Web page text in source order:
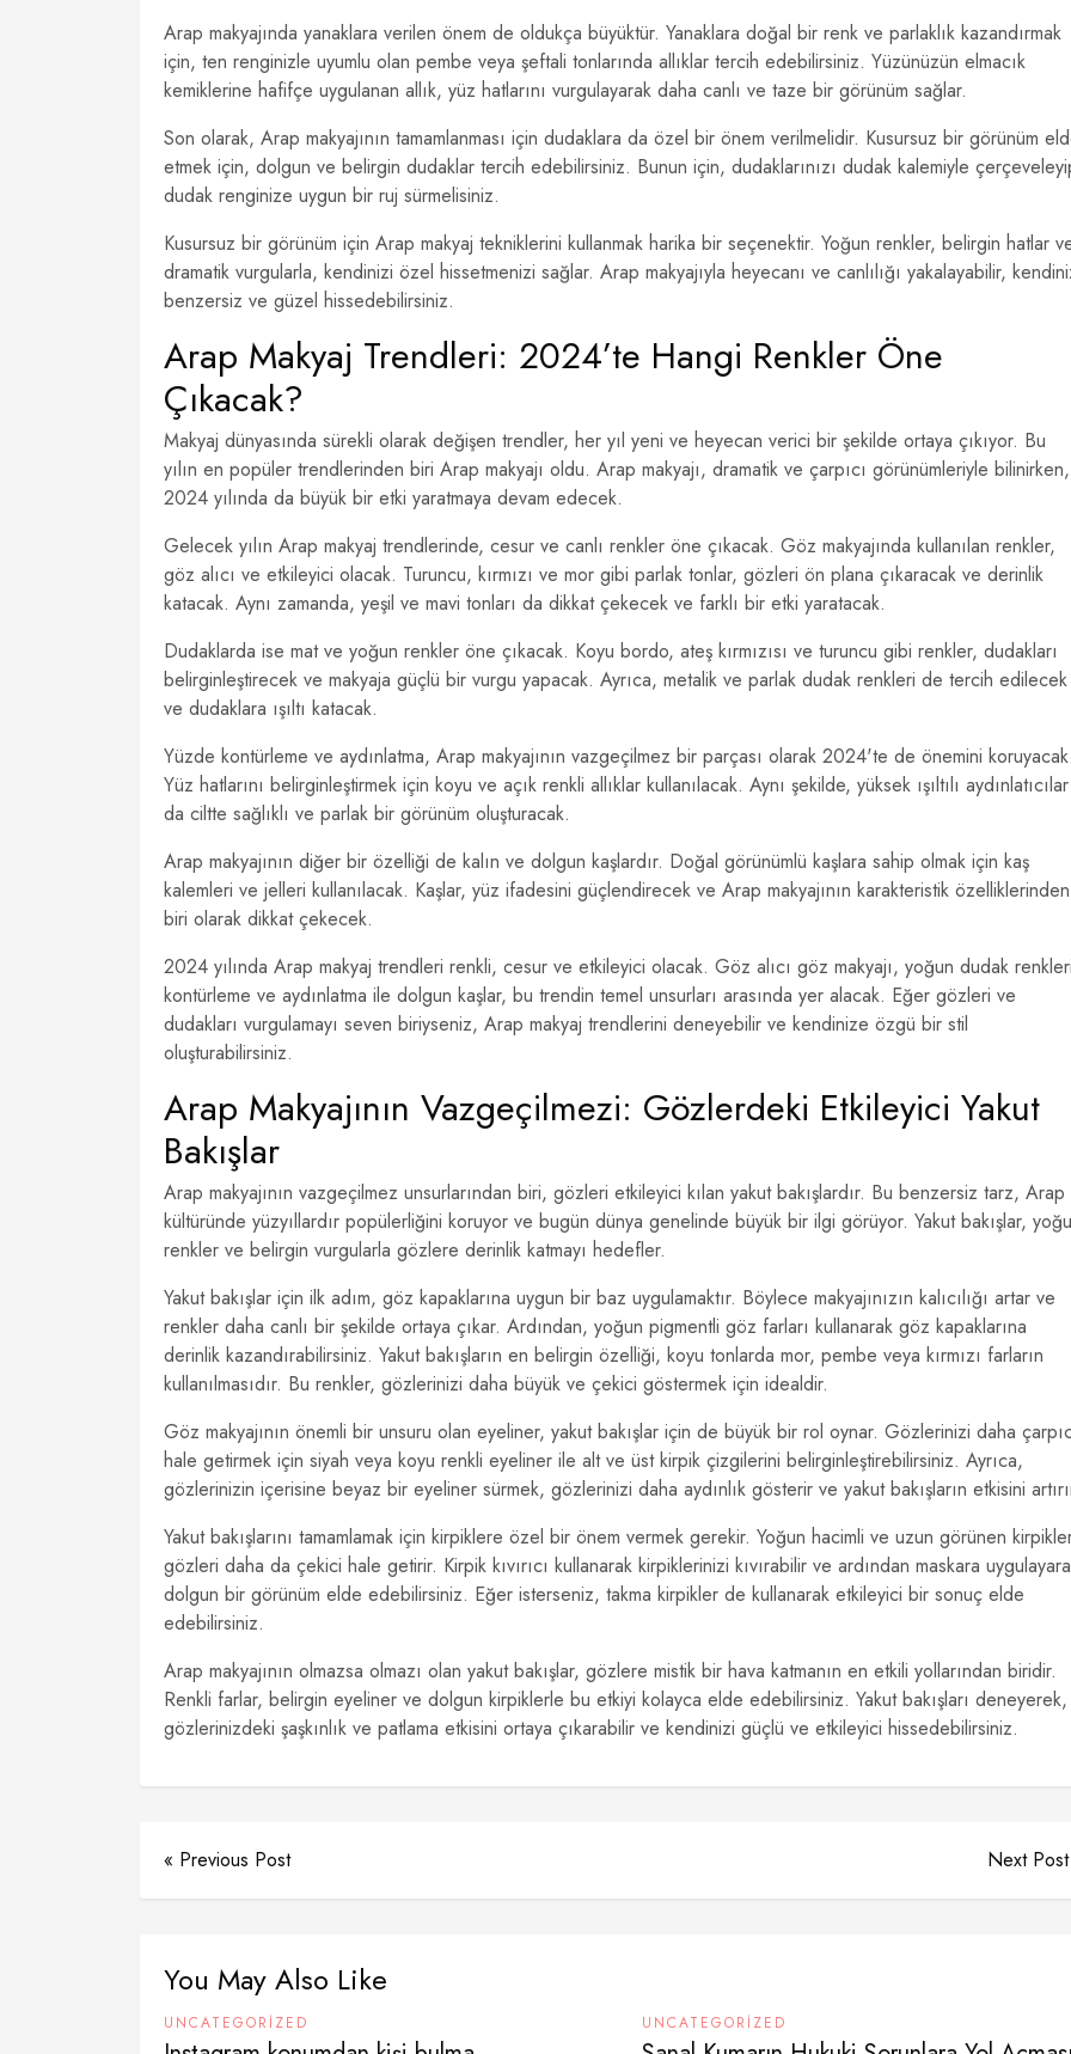
Arap makyajında yanaklara verilen önem de oldukça büyüktür. Yanaklara doğal bir renk ve parlaklık kazandırmak
için, ten renginizle uyumlu olan pembe veya şeftali tonlarında allıklar tercih edebilirsiniz. Yüzünüzün elmacık
kemiklerine hafifçe uygulanan allık, yüz hatlarını vurgulayarak daha canlı ve taze bir görünüm sağlar.
Son olarak, Arap makyajının tamamlanması için dudaklara da özel bir önem verilmelidir. Kusursuz bir görünüm
etmek için, dolgun ve belirgin dudaklar tercih edebilirsiniz. Bunun için, dudaklarınızı dudak kalemiyle
dudak renginize uygun bir ruj sürmelisiniz.
Kusursuz bir görünüm için Arap makyaj tekniklerini kullanmak harika bir seçenektir. Yoğun renkler, belirgin hatlar
dramatik vurgularla, kendinizi özel hissetmenizi sağlar. Arap makyajıyla heyecanı ve canlılığı yakalayabilir,
benzersiz ve güzel hissedebilirsiniz.
Arap Makyaj Trendleri: 2024’te Hangi Renkler Öne
Çıkacak?
Makyaj dünyasında sürekli olarak değişen trendler, her yıl yeni ve heyecan verici bir şekilde ortaya çıkıyor. Bu
yılın en popüler trendlerinden biri Arap makyajı oldu. Arap makyajı, dramatik ve çarpıcı görünümleriyle bilinirken,
2024 yılında da büyük bir etki yaratmaya devam edecek.
Gelecek yılın Arap makyaj trendlerinde, cesur ve canlı renkler öne çıkacak. Göz makyajında kullanılan renkler,
göz alıcı ve etkileyici olacak. Turuncu, kırmızı ve mor gibi parlak tonlar, gözleri ön plana çıkaracak ve derinlik
katacak. Aynı zamanda, yeşil ve mavi tonları da dikkat çekecek ve farklı bir etki yaratacak.
Dudaklarda ise mat ve yoğun renkler öne çıkacak. Koyu bordo, ateş kırmızısı ve turuncu gibi renkler, dudakları
belirginleştirecek ve makyaja güçlü bir vurgu yapacak. Ayrıca, metalik ve parlak dudak renkleri de tercih edilecek
ve dudaklara ışıltı katacak.
Yüzde kontürleme ve aydınlatma, Arap makyajının vazgeçilmez bir parçası olarak 2024'te de önemini
Yüz hatlarını belirginleştirmek için koyu ve açık renkli allıklar kullanılacak. Aynı şekilde, yüksek ışıltılı aydınlatıcılar
da ciltte sağlıklı ve parlak bir görünüm oluşturacak.
Arap makyajının diğer bir özelliği de kalın ve dolgun kaşlardır. Doğal görünümlü kaşlara sahip olmak için kaş
kalemleri ve jelleri kullanılacak. Kaşlar, yüz ifadesini güçlendirecek ve Arap makyajının karakteristik özelliklerinden
biri olarak dikkat çekecek.
2024 yılında Arap makyaj trendleri renkli, cesur ve etkileyici olacak. Göz alıcı göz makyajı, yoğun dudak
kontürleme ve aydınlatma ile dolgun kaşlar, bu trendin temel unsurları arasında yer alacak. Eğer gözleri ve
dudakları vurgulamayı seven biriyseniz, Arap makyaj trendlerini deneyebilir ve kendinize özgü bir stil
oluşturabilirsiniz.
Arap Makyajının Vazgeçilmezi: Gözlerdeki Etkileyici Yakut
Bakışlar
Arap makyajının vazgeçilmez unsurlarından biri, gözleri etkileyici kılan yakut bakışlardır. Bu benzersiz tarz, Arap
kültüründe yüzyıllardır popülerliğini koruyor ve bugün dünya genelinde büyük bir ilgi görüyor. Yakut bakışlar,
renkler ve belirgin vurgularla gözlere derinlik katmayı hedefler.
Yakut bakışlar için ilk adım, göz kapaklarına uygun bir baz uygulamaktır. Böylece makyajınızın kalıcılığı artar ve
renkler daha canlı bir şekilde ortaya çıkar. Ardından, yoğun pigmentli göz farları kullanarak göz kapaklarına
derinlik kazandırabilirsiniz. Yakut bakışların en belirgin özelliği, koyu tonlarda mor, pembe veya kırmızı farların
kullanılmasıdır. Bu renkler, gözlerinizi daha büyük ve çekici göstermek için idealdir.
Göz makyajının önemli bir unsuru olan eyeliner, yakut bakışlar için de büyük bir rol oynar. Gözlerinizi daha
hale getirmek için siyah veya koyu renkli eyeliner ile alt ve üst kirpik çizgilerini belirginleştirebilirsiniz. Ayrıca,
gözlerinizin içerisine beyaz bir eyeliner sürmek, gözlerinizi daha aydınlık gösterir ve yakut bakışların etkisini
Yakut bakışlarını tamamlamak için kirpiklere özel bir önem vermek gerekir. Yoğun hacimli ve uzun görünen
gözleri daha da çekici hale getirir. Kirpik kıvırıcı kullanarak kirpiklerinizi kıvırabilir ve ardından maskara
dolgun bir görünüm elde edebilirsiniz. Eğer isterseniz, takma kirpikler de kullanarak etkileyici bir sonuç elde
edebilirsiniz.
Arap makyajının olmazsa olmazı olan yakut bakışlar, gözlere mistik bir hava katmanın en etkili yollarından biridir.
Renkli farlar, belirgin eyeliner ve dolgun kirpiklerle bu etkiyi kolayca elde edebilirsiniz. Yakut bakışları deneyerek,
gözlerinizdeki şaşkınlık ve patlama etkisini ortaya çıkarabilir ve kendinizi güçlü ve etkileyici hissedebilirsiniz.
« Previous Post Next
You May Also Like
UNCATEGORIZED UNCATEGORIZED